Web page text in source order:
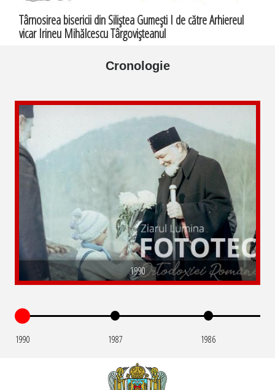
Târnosirea bisericii din Siliştea Gumeşti I de către Arhiereul
vicar Irineu Mihălcescu Târgovişteanul
Cronologie
1990
1990 1987 1986